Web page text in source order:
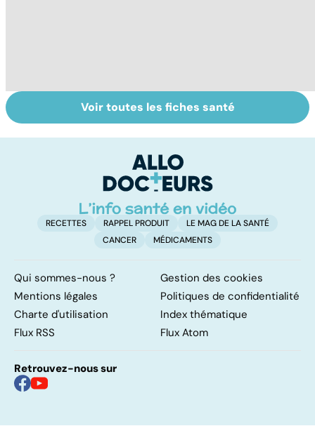
Derrière les
troubles du
Quand la nuit
tourne aux
Voir toutes les fiches santé
RECETTES RAPPEL PRODUIT
LE MAG DE LA SANTÉ
CANCER
MÉDICAMENTS
Qui sommes-nous ?
Gestion des cookies
Mentions légales
Politiques de confidentialité
Charte d'utilisation
Index thématique
Flux RSS
Flux Atom
Retrouvez-nous sur